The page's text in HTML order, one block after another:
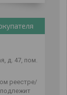
д. 47, пом.
реестре/